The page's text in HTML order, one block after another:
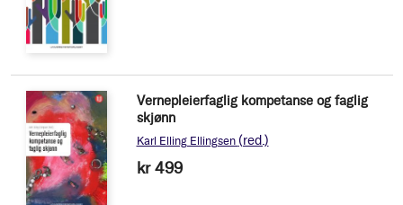
Vernepleierfaglig kompetanse og faglig
skjønn
Karl Elling Ellingsen (red.)
kr 499